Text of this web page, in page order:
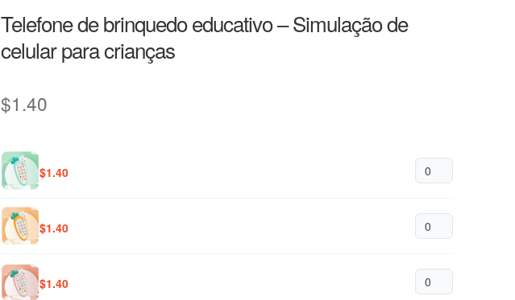
Telefone de brinquedo educativo – Simulação de
celular para crianças
$1.40
$1.40
$1.40
$1.40